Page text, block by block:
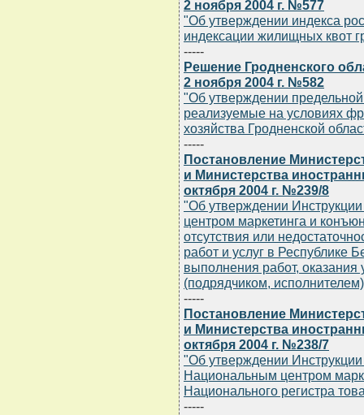
2 ноября 2004 г. №577
"Об утверждении индекса
индексации жилищных квот
-----
Решение Гродненского
2 ноября 2004 г. №582
"Об утверждении
реализуемые на условиях
хозяйства Гродненской
-----
Постановление
и Министерства
октября 2004 г. №239/8
"Об утверждении
центром маркетинга и
отсутствия или
работ и услуг в Республике
выполнения работ,
(подрядчиком,
-----
Постановление
и Министерства
октября 2004 г. №238/7
"Об утверждении
Национальным центром
Национального регистра
-----